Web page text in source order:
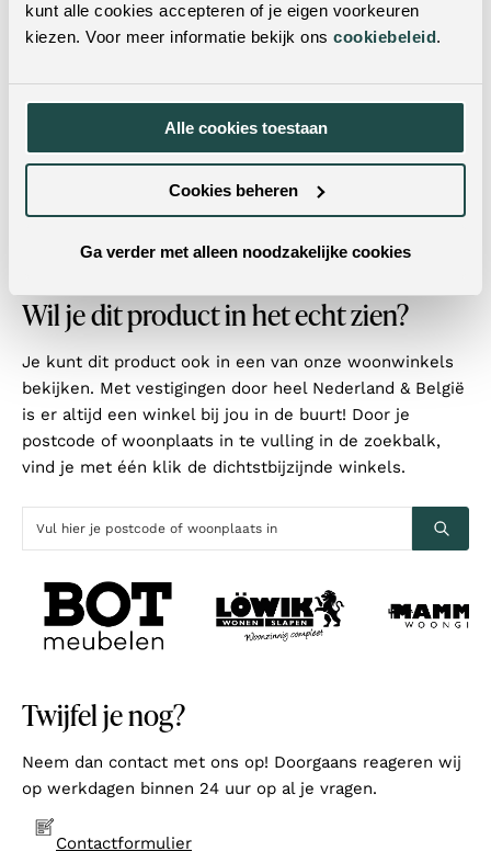
kunt alle cookies accepteren of je eigen voorkeuren
kiezen. Voor meer informatie bekijk ons cookiebeleid.
Alle cookies toestaan
Cookies beheren
Ga verder met alleen noodzakelijke cookies
Hoogte armleuning: 66
Polyetherschuim
Autoreturn: Ja
Montage: Enkel het onderstel
Wil je dit product in het echt zien?
Je kunt dit product ook in een van onze woonwinkels
bekijken. Met vestigingen door heel Nederland & België
is er altijd een winkel bij jou in de buurt! Door je
postcode of woonplaats in te vulling in de zoekbalk,
vind je met één klik de dichtstbijzijnde winkels.
Twijfel je nog?
Neem dan contact met ons op! Doorgaans reageren wij
op werkdagen binnen 24 uur op al je vragen.
Contactformulier